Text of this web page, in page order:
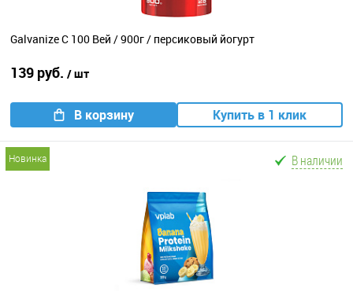
Galvanize C 100 Вей / 900г / персиковый йогурт
139 руб. / шт
В корзину Купить в 1 клик
новинка В наличии